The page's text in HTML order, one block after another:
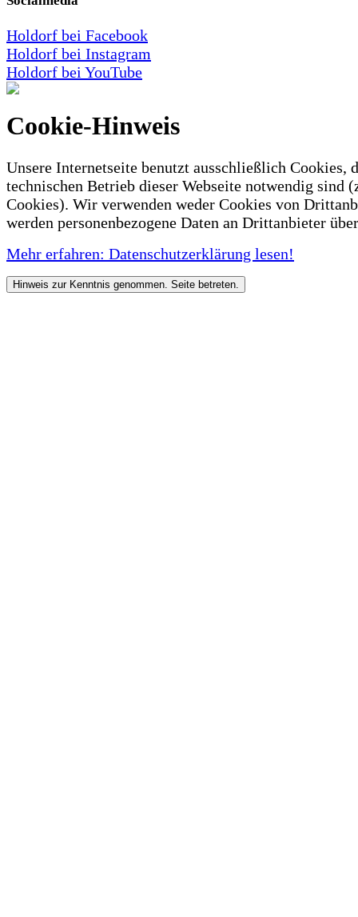
Holdorf bei Facebook
Holdorf bei Instagram
Holdorf bei YouTube
Cookie-Hinweis
Unsere Internetseite benutzt ausschließlich Cookies,
technischen Betrieb dieser Webseite notwendig sind
Cookies). Wir verwenden weder Cookies von
werden personenbezogene Daten an Drittanbieter
Mehr erfahren: Datenschutzerklärung lesen!
Hinweis zur Kenntnis genommen. Seite betreten.